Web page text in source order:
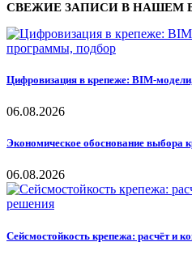
СВЕЖИЕ ЗАПИСИ В НАШЕМ
Цифровизация в крепеже: BIM-
06.08.2026
Экономическое обоснование выбора
06.08.2026
Сейсмостойкость крепежа: расчёт и